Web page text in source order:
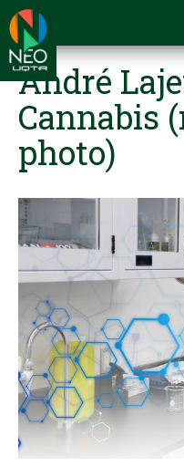
André
Cannabis
photo)